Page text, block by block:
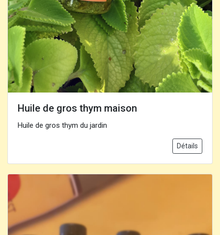
Huile de gros thym maison
Huile de gros thym du jardin
Détails